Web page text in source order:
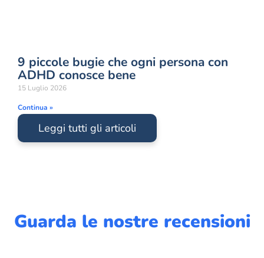
9 piccole bugie che ogni persona con
ADHD conosce bene
15 Luglio 2026
Continua »
Leggi tutti gli articoli
Guarda le nostre recensioni